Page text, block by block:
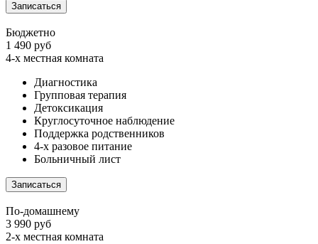
Записаться
Бюджетно
1 490 руб
4-х местная комната
Диагностика
Групповая терапия
Детоксикация
Круглосуточное наблюдение
Поддержка родственников
4-х разовое питание
Больничный лист
Записаться
По-домашнему
3 990 руб
2-х местная комната